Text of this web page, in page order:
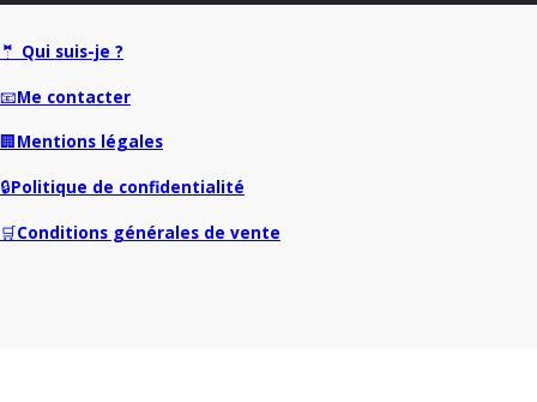
🤵 Qui suis-je ?
📧Me contacter
🏢Mentions légales
🔒Politique de confidentialité
🛒Conditions générales de vente